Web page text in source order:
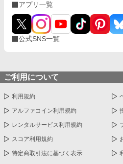
アプリ一覧
公式SNS一覧
ご利用について
利用規約
アルファコイン利用規約
レンタルサービス利用規約
スコア利用規約
特定商取引法に基づく表示